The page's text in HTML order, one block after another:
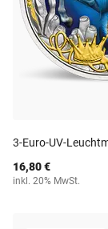
3-Euro-UV-
16,80 €
inkl. 20% MwSt.